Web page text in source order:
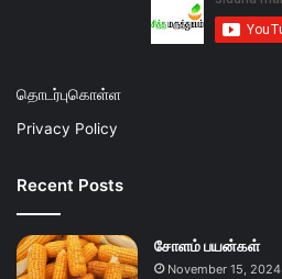
தொடர்புகொள்ள
Privacy Policy
Recent Posts
சோளம் பயன்கள்
November 15, 2024